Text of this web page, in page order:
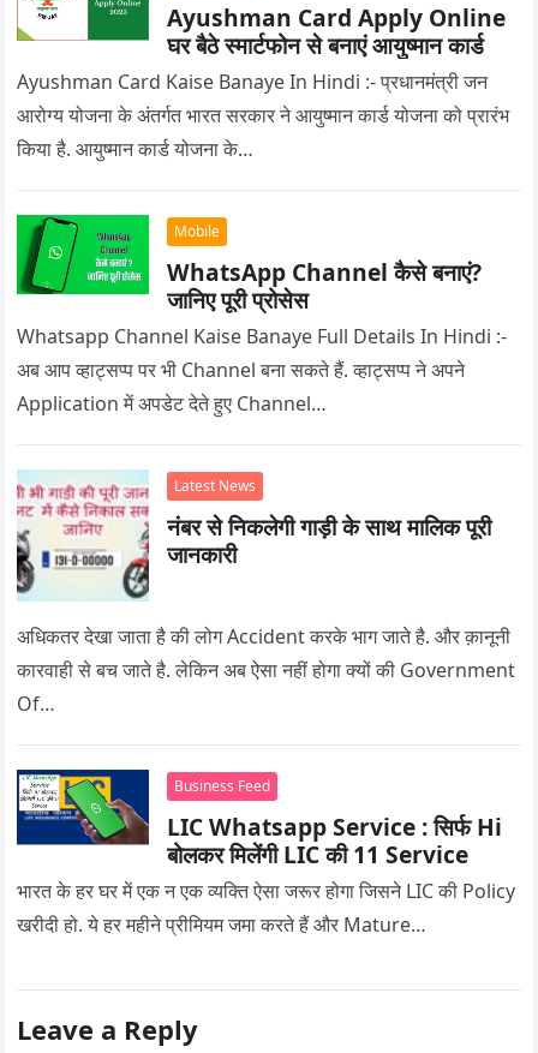
Ayushman Card Apply Online
घर बैठे स्मार्टफोन से बनाएं आयुष्मान कार्ड
Ayushman Card Kaise Banaye In Hindi :- प्रधानमंत्री जन
आरोग्य योजना के अंतर्गत भारत सरकार ने आयुष्मान कार्ड योजना को प्रारंभ
किया है. आयुष्मान कार्ड योजना के…
Mobile
WhatsApp Channel कैसे बनाएं?
जानिए पूरी प्रोसेस
Whatsapp Channel Kaise Banaye Full Details In Hindi :-
अब आप व्हाट्सप्प पर भी Channel बना सकते हैं. व्हाट्सप्प ने अपने
Application में अपडेट देते हुए Channel…
Latest News
नंबर से निकलेगी गाड़ी के साथ मालिक पूरी
जानकारी
अधिकतर देखा जाता है की लोग Accident करके भाग जाते है. और क़ानूनी
कारवाही से बच जाते है. लेकिन अब ऐसा नहीं होगा क्यों की Government
Of…
Business Feed
LIC Whatsapp Service : सिर्फ Hi
बोलकर मिलेंगी LIC की 11 Service
भारत के हर घर में एक न एक व्यक्ति ऐसा जरूर होगा जिसने LIC की Policy
खरीदी हो. ये हर महीने प्रीमियम जमा करते हैं और Mature…
Leave a Reply